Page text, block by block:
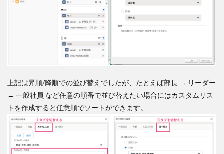
上記は昇順/降順での並び替えでしたが、たとえば部長 → リーダー
→ 一般社員 など任意の順番で並び替えたい場合にはカスタムリス
トを作成すると任意順でソートができます。